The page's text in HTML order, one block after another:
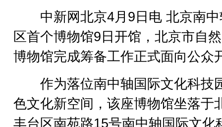
中新网北京4月9日电 北京南中
区首个博物馆9日开馆，北京市自
博物馆完成筹备工作正式面向公众
作为落位南中轴国际文化科技
色文化新空间，该座博物馆坐落于
丰台区南苑路15号南中轴国际文化